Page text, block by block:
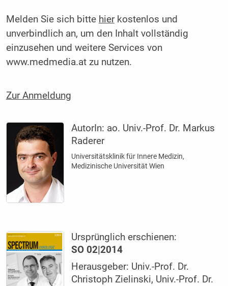
Melden Sie sich bitte hierkostenlos und
unverbindlich an, um den Inhalt vollständig
einzusehen und weitere Services von
www.medmedia.at zu nutzen.
Zur Anmeldung
AutorIn: ao. Univ.-Prof. Dr. Markus
Raderer
Universitätsklinik für Innere Medizin,
Medizinische Universität Wien
Ursprünglich erschienen:
SO 02|2014
Herausgeber: Univ.-Prof. Dr.
Christoph Zielinski, Univ.-Prof. Dr.